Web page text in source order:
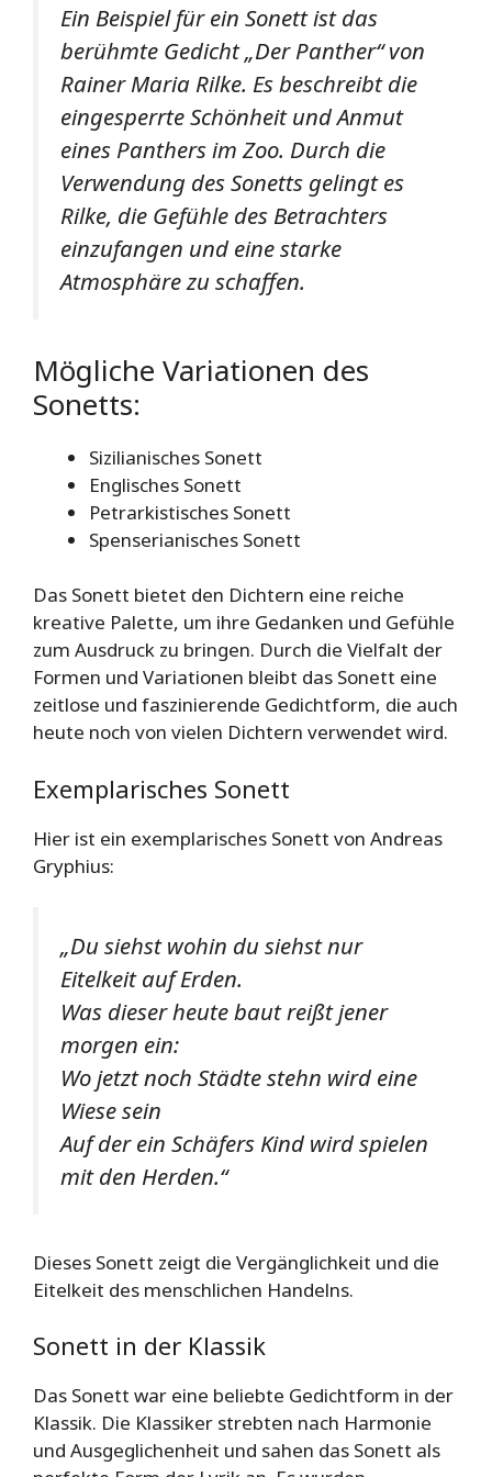
Ein Beispiel für ein Sonett ist das
berühmte Gedicht „Der Panther“ von
Rainer Maria Rilke. Es beschreibt die
eingesperrte Schönheit und Anmut
eines Panthers im Zoo. Durch die
Verwendung des Sonetts gelingt es
Rilke, die Gefühle des Betrachters
einzufangen und eine starke
Atmosphäre zu schaffen.
Mögliche Variationen des
Sonetts:
Sizilianisches Sonett
Englisches Sonett
Petrarkistisches Sonett
Spenserianisches Sonett
Das Sonett bietet den Dichtern eine reiche
kreative Palette, um ihre Gedanken und Gefühle
zum Ausdruck zu bringen. Durch die Vielfalt der
Formen und Variationen bleibt das Sonett eine
zeitlose und faszinierende Gedichtform, die auch
heute noch von vielen Dichtern verwendet wird.
Exemplarisches Sonett
Hier ist ein exemplarisches Sonett von Andreas
Gryphius:
„Du siehst wohin du siehst nur
Eitelkeit auf Erden.
Was dieser heute baut reißt jener
morgen ein:
Wo jetzt noch Städte stehn wird eine
Wiese sein
Auf der ein Schäfers Kind wird spielen
mit den Herden.“
Dieses Sonett zeigt die Vergänglichkeit und die
Eitelkeit des menschlichen Handelns.
Sonett in der Klassik
Das Sonett war eine beliebte Gedichtform in der
Klassik. Die Klassiker strebten nach Harmonie
und Ausgeglichenheit und sahen das Sonett als